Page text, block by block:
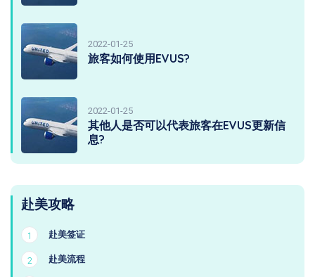
2022-01-25
旅客如何使用EVUS?
2022-01-25
其他人是否可以代表旅客在EVUS更新信
息?
赴美攻略
1 赴美签证
2 赴美流程